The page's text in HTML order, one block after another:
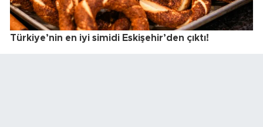
Türkiye’nin en iyi simidi Eskişehir’den çıktı!